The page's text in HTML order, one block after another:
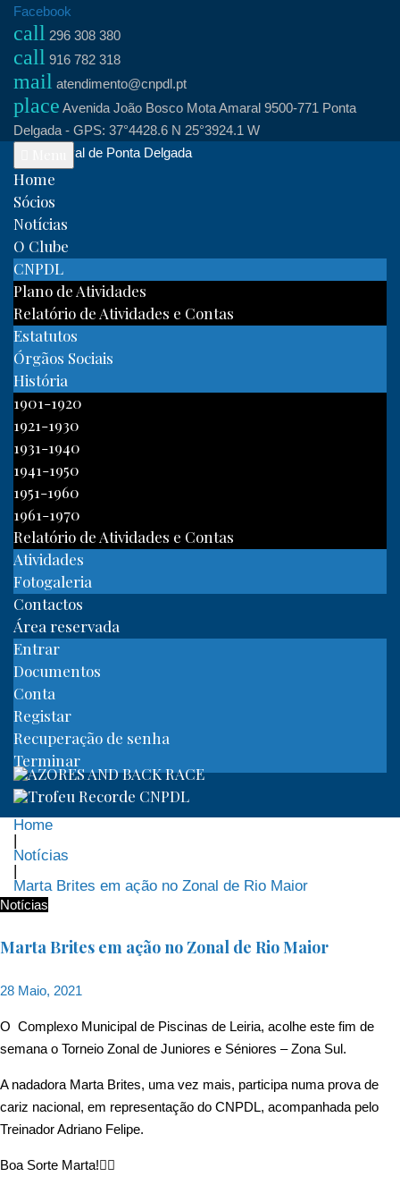
Skip
content
Facebook
call 296 308 380
call 916 782 318
mail atendimento@cnpdl.pt
place Avenida João Bosco Mota Amaral 9500-771 Ponta
Delgada - GPS: 37°4428.6 N 25°3924.1 W
Clube Naval de Ponta Delgada
Home
Sócios
Notícias
O Clube
CNPDL
Plano de Atividades
Relatório de Atividades e Contas
Estatutos
Órgãos Sociais
História
1901-1920
1921-1930
1931-1940
1941-1950
1951-1960
1961-1970
Relatório de Atividades e Contas
Atividades
Fotogaleria
Contactos
Área reservada
Entrar
Documentos
Conta
Registar
Recuperação de senha
Terminar
Home
|
Notícias
|
Marta Brites em ação no Zonal de Rio Maior
Notícias
Marta Brites em ação no Zonal de Rio Maior
28 Maio, 2021
O Complexo Municipal de Piscinas de Leiria, acolhe este fim de
semana o Torneio Zonal de Juniores e Séniores – Zona Sul.
A nadadora Marta Brites, uma vez mais, participa numa prova de
cariz nacional, em representação do CNPDL, acompanhada pelo
Treinador Adriano Felipe.
Boa Sorte Marta!🏊‍♀️